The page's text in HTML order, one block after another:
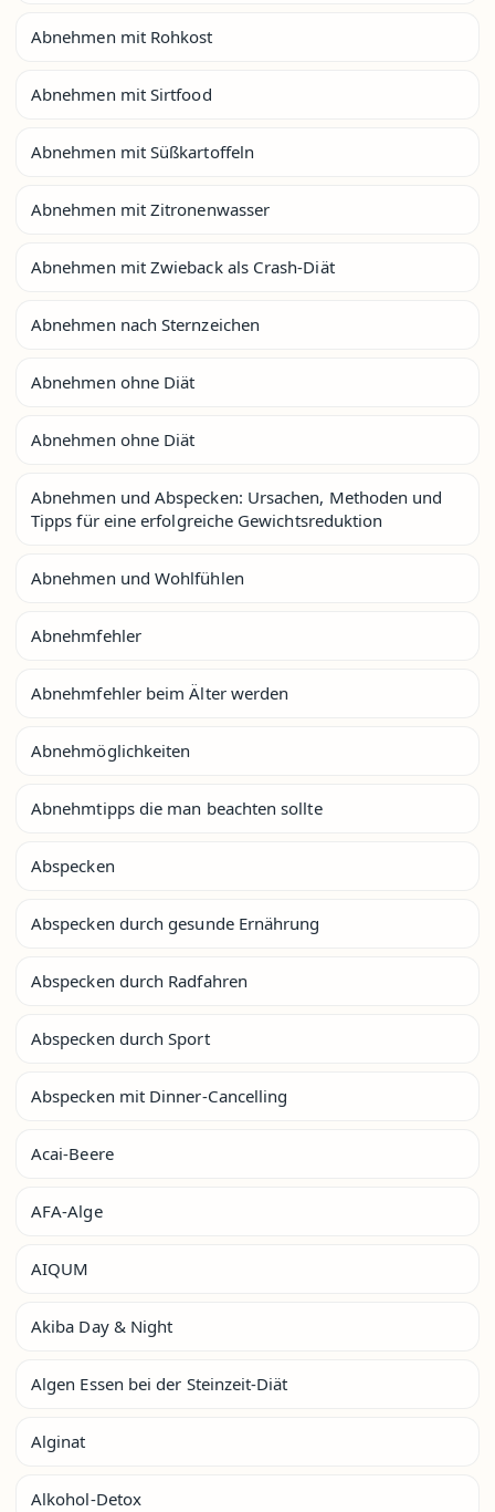
Abnehmen mit Rohkost
Abnehmen mit Sirtfood
Abnehmen mit Süßkartoffeln
Abnehmen mit Zitronenwasser
Abnehmen mit Zwieback als Crash-Diät
Abnehmen nach Sternzeichen
Abnehmen ohne Diät
Abnehmen ohne Diät
Abnehmen und Abspecken: Ursachen, Methoden und
Tipps für eine erfolgreiche Gewichtsreduktion
Abnehmen und Wohlfühlen
Abnehmfehler
Abnehmfehler beim Älter werden
Abnehmöglichkeiten
Abnehmtipps die man beachten sollte
Abspecken
Abspecken durch gesunde Ernährung
Abspecken durch Radfahren
Abspecken durch Sport
Abspecken mit Dinner-Cancelling
Acai-Beere
AFA-Alge
AIQUM
Akiba Day & Night
Algen Essen bei der Steinzeit-Diät
Alginat
Alkohol-Detox